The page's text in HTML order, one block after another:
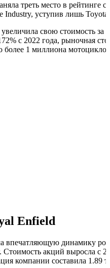
треть место в рейтинге
Industry, уступив лишь
свою стоимость за
с 2022 года, рыночная
1 миллиона
Enfield
впечатляющую динамику
Стоимость акций выросла
компании составила 1.89